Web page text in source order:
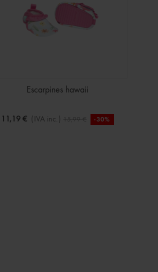
Escarpines hawaii
11,19 € (IVA inc.) 15,99 € -30%